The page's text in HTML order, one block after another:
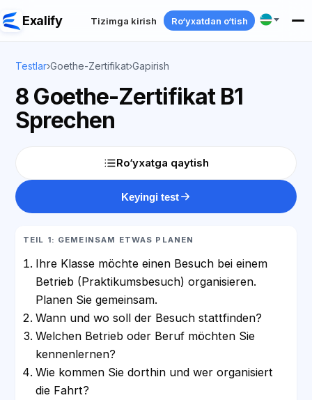
Exalify Tizimga kirish Ro‘yxatdan o‘tish
Testlar›Goethe-Zertifikat›Gapirish
8 Goethe-Zertifikat B1
Sprechen
Ro‘yxatga qaytish
Keyingi test
TEIL 1: GEMEINSAM ETWAS PLANEN
Ihre Klasse möchte einen Besuch bei einem
Betrieb (Praktikumsbesuch) organisieren.
Planen Sie gemeinsam.
Wann und wo soll der Besuch stattfinden?
Welchen Betrieb oder Beruf möchten Sie
kennenlernen?
Wie kommen Sie dorthin und wer organisiert
die Fahrt?